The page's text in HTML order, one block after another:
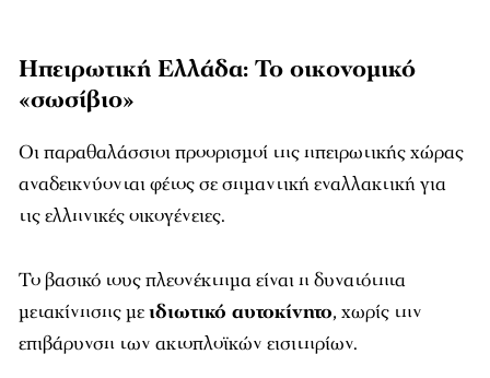
Ηπειρωτική Ελλάδα: Το οικονομικό
«σωσίβιο»
Οι παραθαλάσσιοι προορισμοί της ηπειρωτικής χώρας
αναδεικνύονται φέτος σε σημαντική εναλλακτική για
τις ελληνικές οικογένειες.
Το βασικό τους πλεονέκτημα είναι η δυνατότητα
μετακίνησης μειδιωτικό αυτοκίνητο, χωρίς την
επιβάρυνση των ακτοπλοϊκών εισιτηρίων.